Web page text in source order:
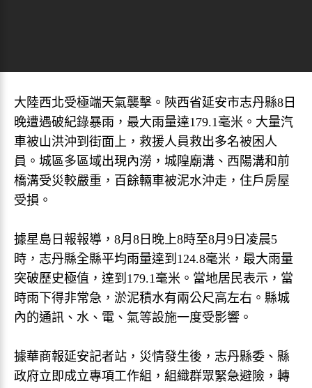
大陸西北受極端天氣襲擊。陝西省延安市志丹縣8日
晚遭遇破紀錄暴雨，最大雨量達179.1毫米。大量汽
車被山洪沖到街面上，救援人員救出多名被困人
員。城區多區域出現內澇，城隍廟溝、西陽溝和前
橋溝受災較嚴重，百餘輛車被泥水沖走，住戶房屋
受損。
據星島日報報導，8月8日晚上8時至8月9日凌晨5
時，志丹縣全縣平均雨量達到124.8毫米，最大雨量
突破歷史極值，達到179.1毫米。當地居民表示，當
時雨下得非常急，淤泥積水有兩公尺高左右。縣城
內的通訊、水、電、氣等設施一度受影響。
據華商報延安記者站，災情發生後，志丹縣委、縣
政府立即成立專項工作組，組織群眾緊急避險，轉